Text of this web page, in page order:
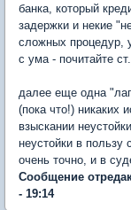
банка, который
задержки и некие
сложных процедур,
с ума - почитайте
далее еще одна
(пока что!) никаких
взыскании
неустойки в
очень точно, и в
Сообщение
- 19:14